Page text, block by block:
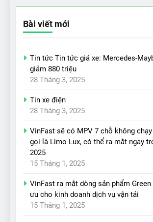
Bài viết mới
Tin tức Tin tức giá xe: Mercedes-
giảm 880 triệu
28 Tháng 3, 2025
Tin xe điện
28 Tháng 3, 2025
VinFast sẽ có MPV 7 chỗ không
gọi là Limo Lux, có thể ra mắt ngay
2025
15 Tháng 1, 2025
VinFast ra mắt dòng sản phẩm
ưu cho kinh doanh dịch vụ vận tải
15 Tháng 1, 2025